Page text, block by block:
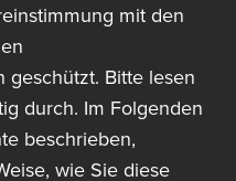
mit den
geschützt. Bitte lesen
durch. Im Folgenden
beschrieben,
wie Sie diese